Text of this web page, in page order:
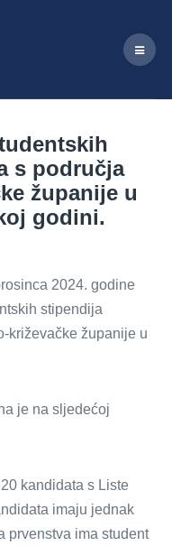
s područja
županije u
godini.
2024. godine
stipendija
križevačke županije u
je na sljedećoj
kandidata s Liste
imaju jednak
prvenstva ima student